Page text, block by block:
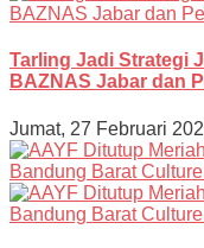
Tarling Jadi Strategi
BAZNAS Jabar dan
Jumat, 27 Februari